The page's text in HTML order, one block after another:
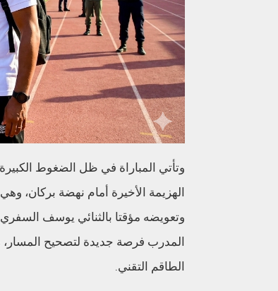
وتأتي المباراة في ظل الضغوط
الهزيمة الأخيرة أمام نهضة بركان،
وتعويضه مؤقتا بالثنائي يوسف
المدرب فرصة جديدة لتصحيح
الطاقم التقني.